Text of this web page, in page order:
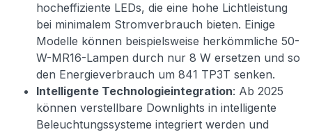
hocheffiziente LEDs, die eine hohe Lichtleistung
bei minimalem Stromverbrauch bieten. Einige
Modelle können beispielsweise herkömmliche 50-
W-MR16-Lampen durch nur 8 W ersetzen und so
den Energieverbrauch um 841 TP3T senken.
Intelligente Technologieintegration: Ab 2025
können verstellbare Downlights in intelligente
Beleuchtungssysteme integriert werden und